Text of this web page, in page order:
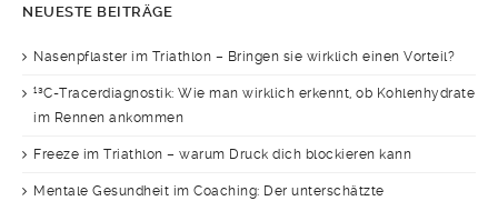
NEUESTE BEITRÄGE
Nasenpflaster im Triathlon – Bringen sie wirklich einen Vorteil?
¹³C-Tracerdiagnostik: Wie man wirklich erkennt, ob Kohlenhydrate
im Rennen ankommen
Freeze im Triathlon – warum Druck dich blockieren kann
Mentale Gesundheit im Coaching: Der unterschätzte